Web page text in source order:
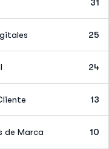
31
25
24
13
de Marca 10